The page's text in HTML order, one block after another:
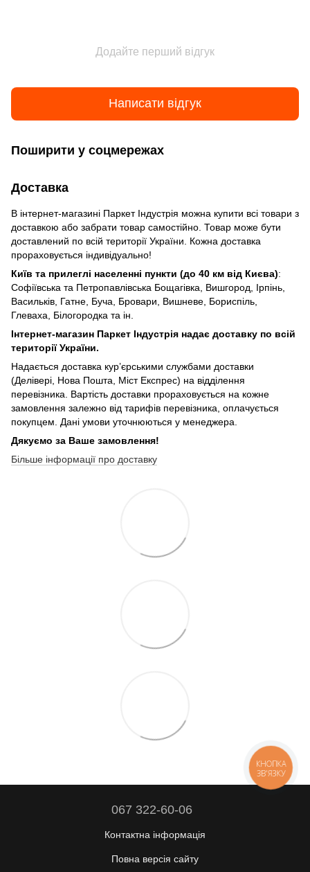
Додайте перший відгук
Написати відгук
Поширити у соцмережах
Доставка
В інтернет-магазині Паркет Індустрія можна купити всі товари з
доставкою або забрати товар самостійно. Товар може бути
доставлений по всій території України. Кожна доставка
прораховується індивідуально!
Київ та прилеглі населенні пункти (до 40 км від Києва):
Софіївська та Петропавлівська Бощагівка, Вишгород, Ірпінь,
Васильків, Гатне, Буча, Бровари, Вишневе, Бориспіль,
Глеваха, Білогородка та ін.
Інтернет-магазин Паркет Індустрія надає доставку по всій
території України.
Надається доставка кур’єрськими службами доставки
(Делівері, Нова Пошта, Міст Експрес) на відділення
перевізника. Вартість доставки прораховується на кожне
замовлення залежно від тарифів перевізника, оплачується
покупцем. Дані умови уточнюються у менеджера.
Дякуємо за Ваше замовлення!
Більше інформації про доставку
067 322-60-06
Контактна інформація
Повна версія сайту
КНОПКА
ЗВ'ЯЗКУ